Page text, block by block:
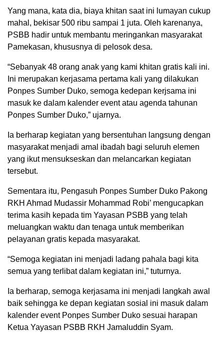
Yang mana, kata dia, biaya khitan saat ini lumayan cukup
mahal, bekisar 500 ribu sampai 1 juta. Oleh karenanya,
PSBB hadir untuk membantu meringankan masyarakat
Pamekasan, khususnya di pelosok desa.
“Sebanyak 48 orang anak yang kami khitan gratis kali ini.
Ini merupakan kerjasama pertama kali yang dilakukan
Ponpes Sumber Duko, semoga kedepan kerjsama ini
masuk ke dalam kalender event atau agenda tahunan
Ponpes Sumber Duko,” ujarnya.
Ia berharap kegiatan yang bersentuhan langsung dengan
masyarakat menjadi amal ibadah bagi seluruh elemen
yang ikut mensukseskan dan melancarkan kegiatan
tersebut.
Sementara itu, Pengasuh Ponpes Sumber Duko Pakong
RKH Ahmad Mudassir Mohammad Robi’ mengucapkan
terima kasih kepada tim Yayasan PSBB yang telah
meluangkan waktu dan tenaga untuk memberikan
pelayanan gratis kepada masyarakat.
“Semoga kegiatan ini menjadi ladang pahala bagi kita
semua yang terlibat dalam kegiatan ini,” tuturnya.
Ia berharap, semoga kerjasama ini menjadi langkah awal
baik sehingga ke depan kegiatan sosial ini masuk dalam
kalender event Ponpes Sumber Duko sesuai harapan
Ketua Yayasan PSBB RKH Jamaluddin Syam.